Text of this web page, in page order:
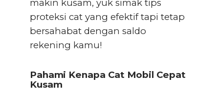
makin kusam, yuk simak tips
proteksi cat yang efektif tapi tetap
bersahabat dengan saldo
rekening kamu!
Pahami Kenapa Cat Mobil Cepat
Kusam